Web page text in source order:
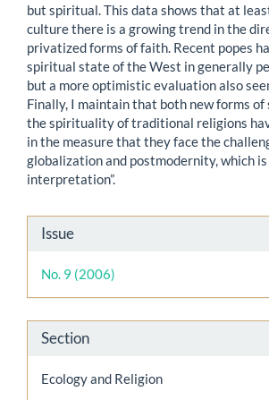
but spiritual. This data shows that at
culture there is a growing trend in the
privatized forms of faith. Recent popes
spiritual state of the West in generally
but a more optimistic evaluation also
Finally, I maintain that both new forms
the spirituality of traditional religions
in the measure that they face the
globalization and postmodernity, which is
interpretation”.
Article
Details
Issue
No. 9 (2006)
Section
Ecology and Religion